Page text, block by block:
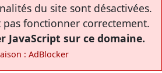
du site sont désactivées.
pas fonctionner correctement.
JavaScript sur ce domaine.
: AdBlocker